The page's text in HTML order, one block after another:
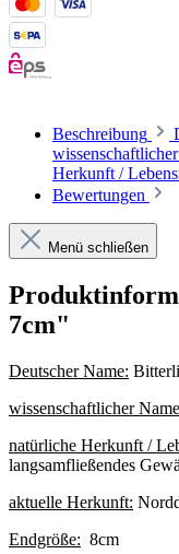
Beschreibung
Herkunft /
Bewertungen
Menü schließen
7cm"
Deutscher Name:
wissenschaftlicher
natürliche Herkunft /
langsamfließendes
aktuelle Herkunft:
Endgröße: 8cm